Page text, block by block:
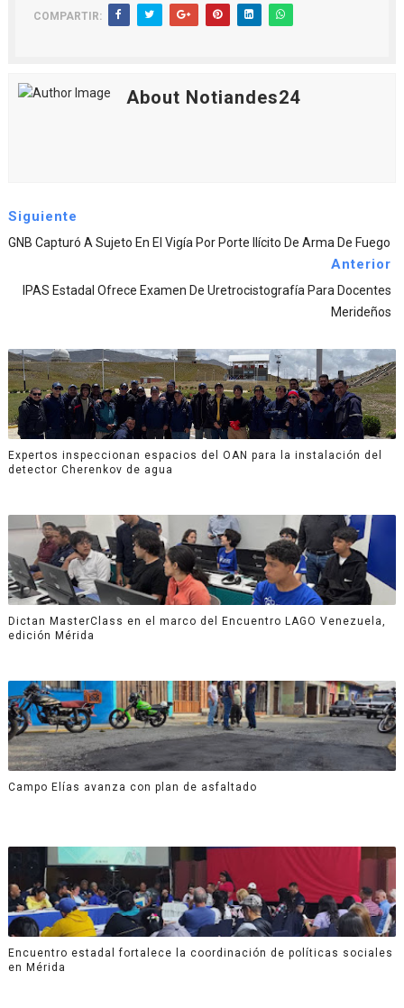
COMPARTIR:
About Notiandes24
Siguiente
GNB Capturó A Sujeto En El Vigía Por Porte Ilícito De Arma De Fuego
Anterior
IPAS Estadal Ofrece Examen De Uretrocistografía Para Docentes
Merideños
Expertos inspeccionan espacios del OAN para la instalación del
detector Cherenkov de agua
Dictan MasterClass en el marco del Encuentro LAGO Venezuela,
edición Mérida
Campo Elías avanza con plan de asfaltado
Encuentro estadal fortalece la coordinación de políticas sociales
en Mérida